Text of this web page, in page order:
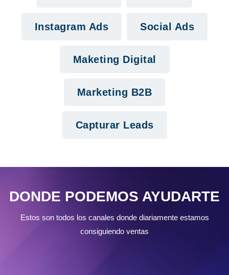
Instagram Ads Social Ads
Maketing Digital
Marketing B2B
Capturar Leads
DONDE PODEMOS AYUDARTE
Estos son todos los canales donde diariamente estamos
consiguiendo ventas